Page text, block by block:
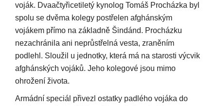
voják. Dvaačtyřicetiletý kynolog Tomáš Procházka byl
spolu se dvěma kolegy postřelen afghánským
vojákem přímo na základně Šindánd. Procházku
nezachránila ani neprůstřelná vesta, zraněním
podlehl. Sloužil u jednotky, která má na starosti výcvik
afghánských vojáků. Jeho kolegové jsou mimo
ohrožení života.
Armádní speciál přivezl ostatky padlého vojáka do